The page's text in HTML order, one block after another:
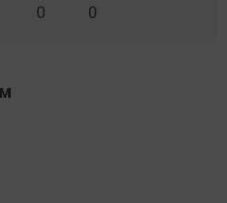
0 0